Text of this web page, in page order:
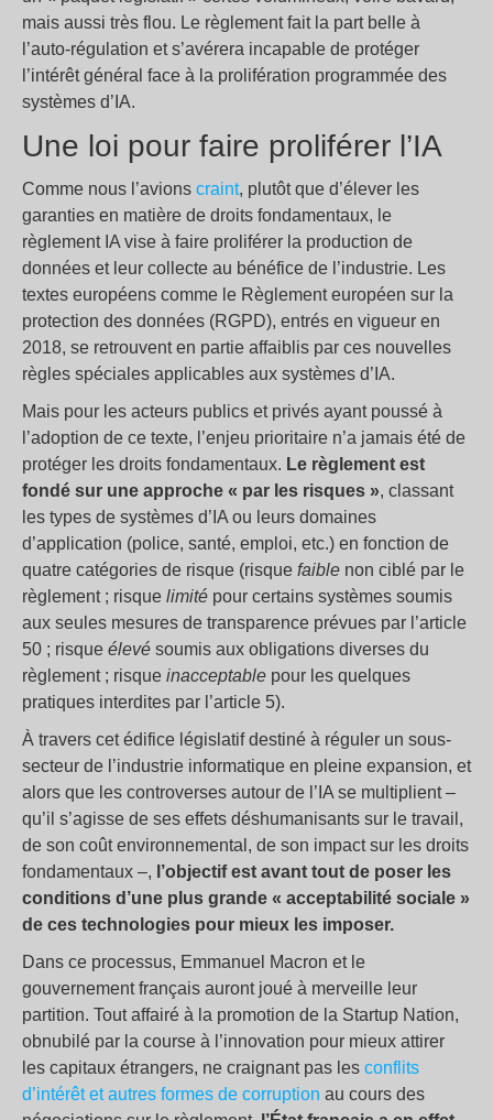
mais aussi très flou. Le règlement fait la part belle à
l’auto-régulation et s’avérera incapable de protéger
l’intérêt général face à la prolifération programmée des
systèmes d’IA.
Une loi pour faire proliférer l’IA
Comme nous l’avions craint, plutôt que d’élever les
garanties en matière de droits fondamentaux, le
règlement IA vise à faire proliférer la production de
données et leur collecte au bénéfice de l’industrie. Les
textes européens comme le Règlement européen sur la
protection des données (RGPD), entrés en vigueur en
2018, se retrouvent en partie affaiblis par ces nouvelles
règles spéciales applicables aux systèmes d’IA.
Mais pour les acteurs publics et privés ayant poussé à
l’adoption de ce texte, l’enjeu prioritaire n’a jamais été de
protéger les droits fondamentaux. Le règlement est
fondé sur une approche « par les risques », classant
les types de systèmes d’IA ou leurs domaines
d’application (police, santé, emploi, etc.) en fonction de
quatre catégories de risque (risque faible non ciblé par le
règlement ; risque limité pour certains systèmes soumis
aux seules mesures de transparence prévues par l’article
50 ; risque élevé soumis aux obligations diverses du
règlement ; risque inacceptable pour les quelques
pratiques interdites par l’article 5).
À travers cet édifice législatif destiné à réguler un sous-
secteur de l’industrie informatique en pleine expansion, et
alors que les controverses autour de l’IA se multiplient –
qu’il s’agisse de ses effets déshumanisants sur le travail,
de son coût environnemental, de son impact sur les droits
fondamentaux –, l’objectif est avant tout de poser les
conditions d’une plus grande « acceptabilité sociale »
de ces technologies pour mieux les imposer.
Dans ce processus, Emmanuel Macron et le
gouvernement français auront joué à merveille leur
partition. Tout affairé à la promotion de la Startup Nation,
obnubilé par la course à l’innovation pour mieux attirer
les capitaux étrangers, ne craignant pas les conflits
d’intérêt et autres formes de corruption au cours des